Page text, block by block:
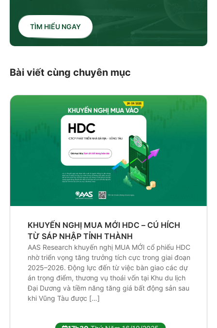
TÌM HIỂU NGAY
Bài viết cùng chuyên mục
KHUYẾN NGHỊ MUA MỚI HDC – CÚ HÍCH
TỪ SÁP NHẬP TỈNH THÀNH
AAS Research khuyến nghị MUA MỚI cổ phiếu HDC
nhờ triển vọng tăng trưởng tích cực trong giai đoạn
2025–2026. Động lực đến từ việc bàn giao các dự
án trọng điểm, thương vụ thoái vốn tại Khu du lịch
Đại Dương và tiềm năng tăng giá bất động sản sau
khi Vũng Tàu được […]